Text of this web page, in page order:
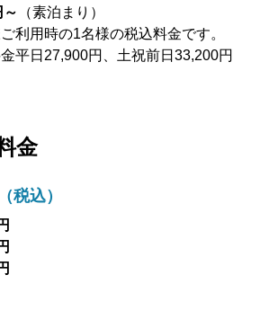
（素泊まり）
利用時の1名様の税込料金です。
平日27,900円、土祝前日33,200円
金
税込）